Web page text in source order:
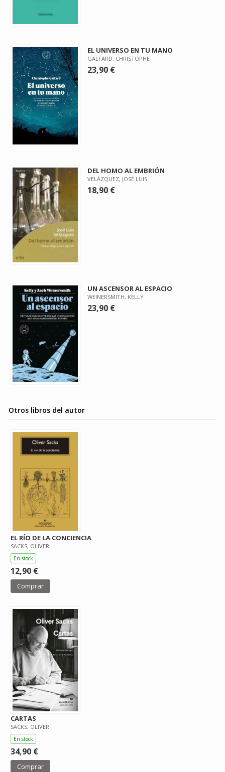
EL UNIVERSO EN TU MANO
GALFARD, CHRISTOPHE
23,90 €
DEL HOMO AL EMBRIÓN
VELÁZQUEZ, JOSÉ LUIS
18,90 €
UN ASCENSOR AL ESPACIO
WEINERSMITH, KELLY
23,90 €
Otros libros del autor
EL RÍO DE LA CONCIENCIA
SACKS, OLIVER
En stock
12,90 €
Comprar
CARTAS
SACKS, OLIVER
En stock
34,90 €
Comprar